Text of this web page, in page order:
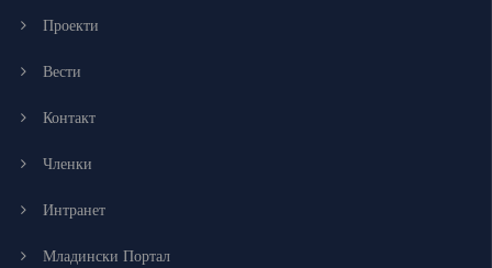
Проекти
Вести
Контакт
Членки
Интранет
Младински Портал